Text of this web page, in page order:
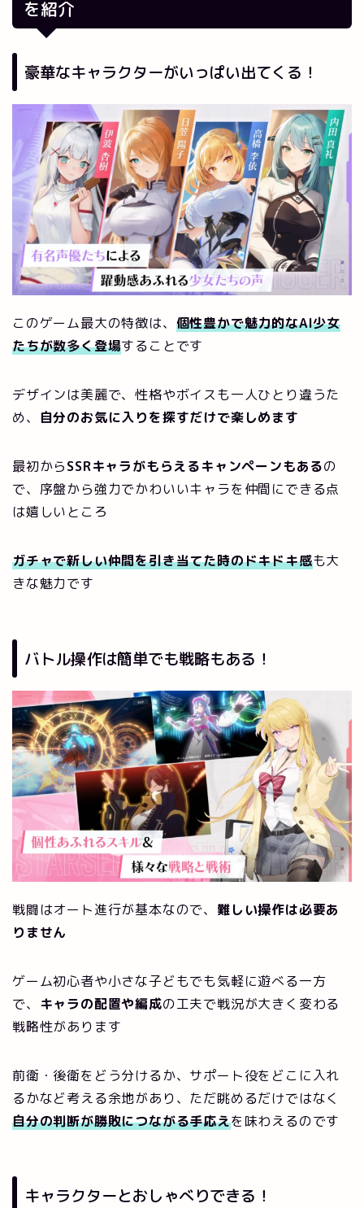
を紹介
豪華なキャラクターがいっぱい出てくる！
このゲーム最大の特徴は、 個性豊かで魅力的なAI少女
たちが数多く登場することです
デザインは美麗で、性格やボイスも一人ひとり違うた
め、 自分のお気に入りを探すだけで楽しめます
最初からSSRキャラがもらえるキャンペーンもあるの
で、序盤から強力でかわいいキャラを仲間にできる点
は嬉しいところ
ガチャで新しい仲間を引き当てた時のドキドキ感も大
きな魅力です
バトル操作は簡単でも戦略もある！
戦闘はオート進行が基本なので、 難しい操作は必要あ
りません
ゲーム初心者や小さな子どもでも気軽に遊べる一方
で、 キャラの配置や編成の工夫で戦況が大きく変わる
戦略性があります
前衛・後衛をどう分けるか、サポート役をどこに入れ
るかなど考える余地があり、ただ眺めるだけではなく
自分の判断が勝敗につながる手応えを味わえるのです
キャラクターとおしゃべりできる！